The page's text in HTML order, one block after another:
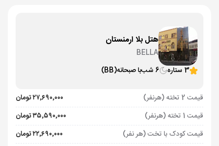
هتل بلا ارمنستان
BELLA
3 ستاره
6 شب با صبحانه(BB)
قیمت 2 تخته (هرنفر)
۲۷٬۶۹۰٬۰۰۰ تومان
قیمت 1 تخته (هرنفر)
۳۵٬۵۹۰٬۰۰۰ تومان
قیمت کودک با تخت (هر نفر)
۲۲٬۶۹۰٬۰۰۰ تومان